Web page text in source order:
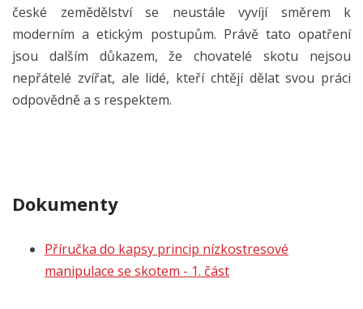
české zemědělství se neustále vyvíjí směrem k
moderním a etickým postupům. Právě tato opatření
jsou dalším důkazem, že chovatelé skotu nejsou
nepřátelé zvířat, ale lidé, kteří chtějí dělat svou práci
odpovědně a s respektem.
Dokumenty
Příručka do kapsy princip nízkostresové
manipulace se skotem - 1. část